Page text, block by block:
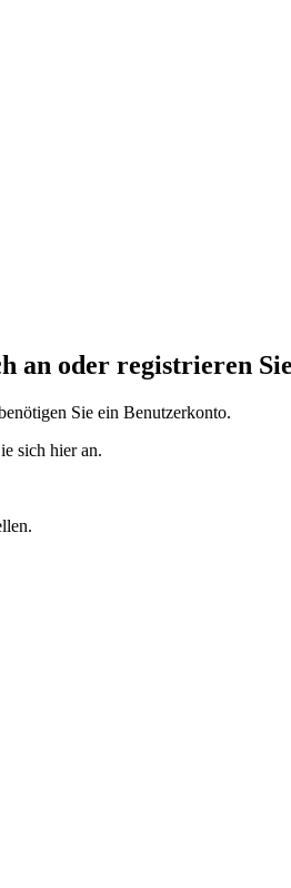
an oder registrieren
Sie ein Benutzerkonto.
sich hier an.